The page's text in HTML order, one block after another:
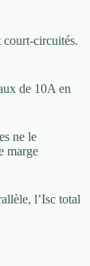
circuités.
de 10A en
ne le
marge
l’Isc total